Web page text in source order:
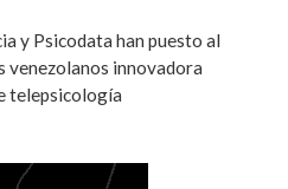
y Psicodata han puesto al
venezolanos innovadora
telepsicología